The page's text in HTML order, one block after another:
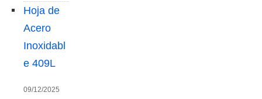
Hoja de
Acero
Inoxidabl
e 409L
09/12/2025